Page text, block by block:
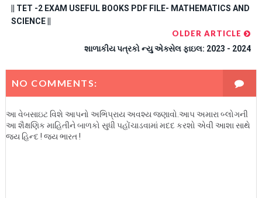
|| TET -2 EXAM USEFUL BOOKS PDF FILE- MATHEMATICS AND
SCIENCE ||
OLDER ARTICLE
શાળાકીય પત્રકો ન્યુ એક્સેલ ફાઇલ: 2023 - 2024
NO COMMENTS:
આ વેબસાઇટ વિશે આપનો અભિપ્રાય અવશ્ય જણાવો.આપ અમારા બ્લોગની
આ શૈક્ષણિક માહિતીને બાળકો સુધી પહોંચાડવામાં મદદ કરશો એવી આશા સાથે
જય હિન્દ ! જય ભારત !